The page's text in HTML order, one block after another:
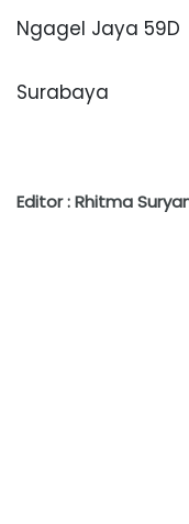
Ngagel Jaya 59D
Surabaya
Editor : Rhitma